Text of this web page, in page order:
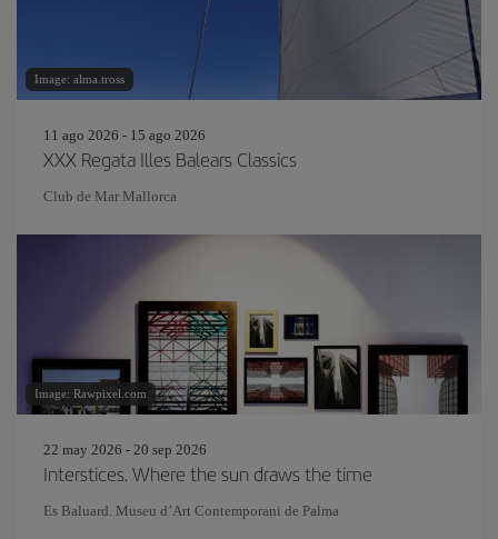
Image: alma.tross
11 ago 2026 - 15 ago 2026
XXX Regata Illes Balears Classics
Club de Mar Mallorca
Image: Rawpixel.com
22 may 2026 - 20 sep 2026
Interstices. Where the sun draws the time
Es Baluard. Museu d’Art Contemporani de Palma